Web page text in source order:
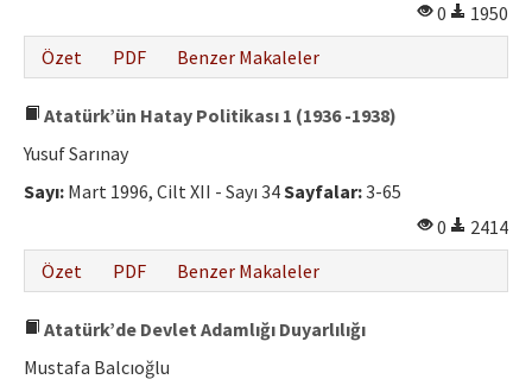
0
1950
Özet
PDF Benzer Makaleler
Atatürk’ün Hatay Politikası 1 (1936 -1938)
Yusuf Sarınay
Sayı: Mart 1996, Cilt XII - Sayı 34Sayfalar:3-65
0
2414
Özet
PDF Benzer Makaleler
Atatürk’de Devlet Adamlığı Duyarlılığı
Mustafa Balcıoğlu